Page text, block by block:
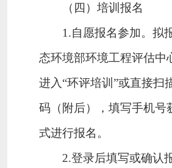
（四）培训报名
1.自愿报名参加。拟
态环境部环境工程评估中
进入“环评培训”或直接扫
码（附后），填写手机号
式进行报名。
2.登录后填写或确认